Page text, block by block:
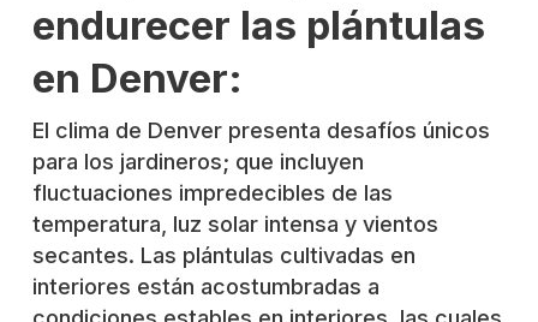
endurecer las plántulas
en Denver:
El clima de Denver presenta desafíos únicos
para los jardineros; que incluyen
fluctuaciones impredecibles de las
temperatura, luz solar intensa y vientos
secantes. Las plántulas cultivadas en
interiores están acostumbradas a